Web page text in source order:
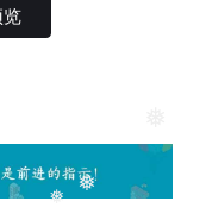
❅
❅
览